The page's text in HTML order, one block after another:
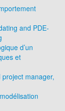
and PDE-
d’un
et
manager,